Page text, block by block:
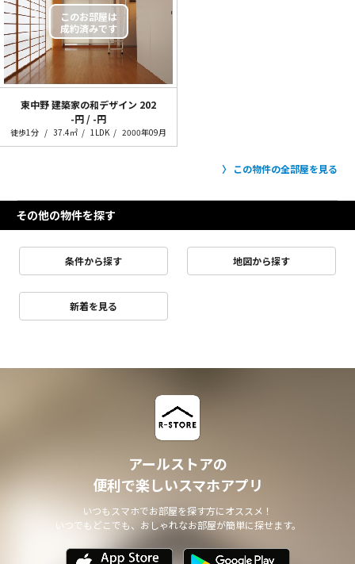
東中野 建築家の和デザイン 202
-円 / -円
徒歩1分 37.4㎡ 1LDK 2000年09月
この物件の全部屋を見る
その他の物件を探す
条件から探す 地図から探す
新着を見る
アールストアの
便利で楽しいスマホアプリ
いつもスマホでお部屋を探す方にオススメ！
いつでもどこでも、おしゃれなお部屋が簡単に探せます。